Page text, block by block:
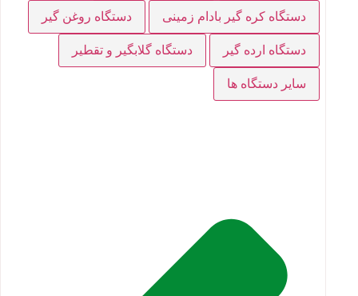
دستگاه کره گیر بادام زمینی دستگاه روغن گیر
دستگاه ارده گیر دستگاه گلابگیر و تقطیر
سایر دستگاه ها